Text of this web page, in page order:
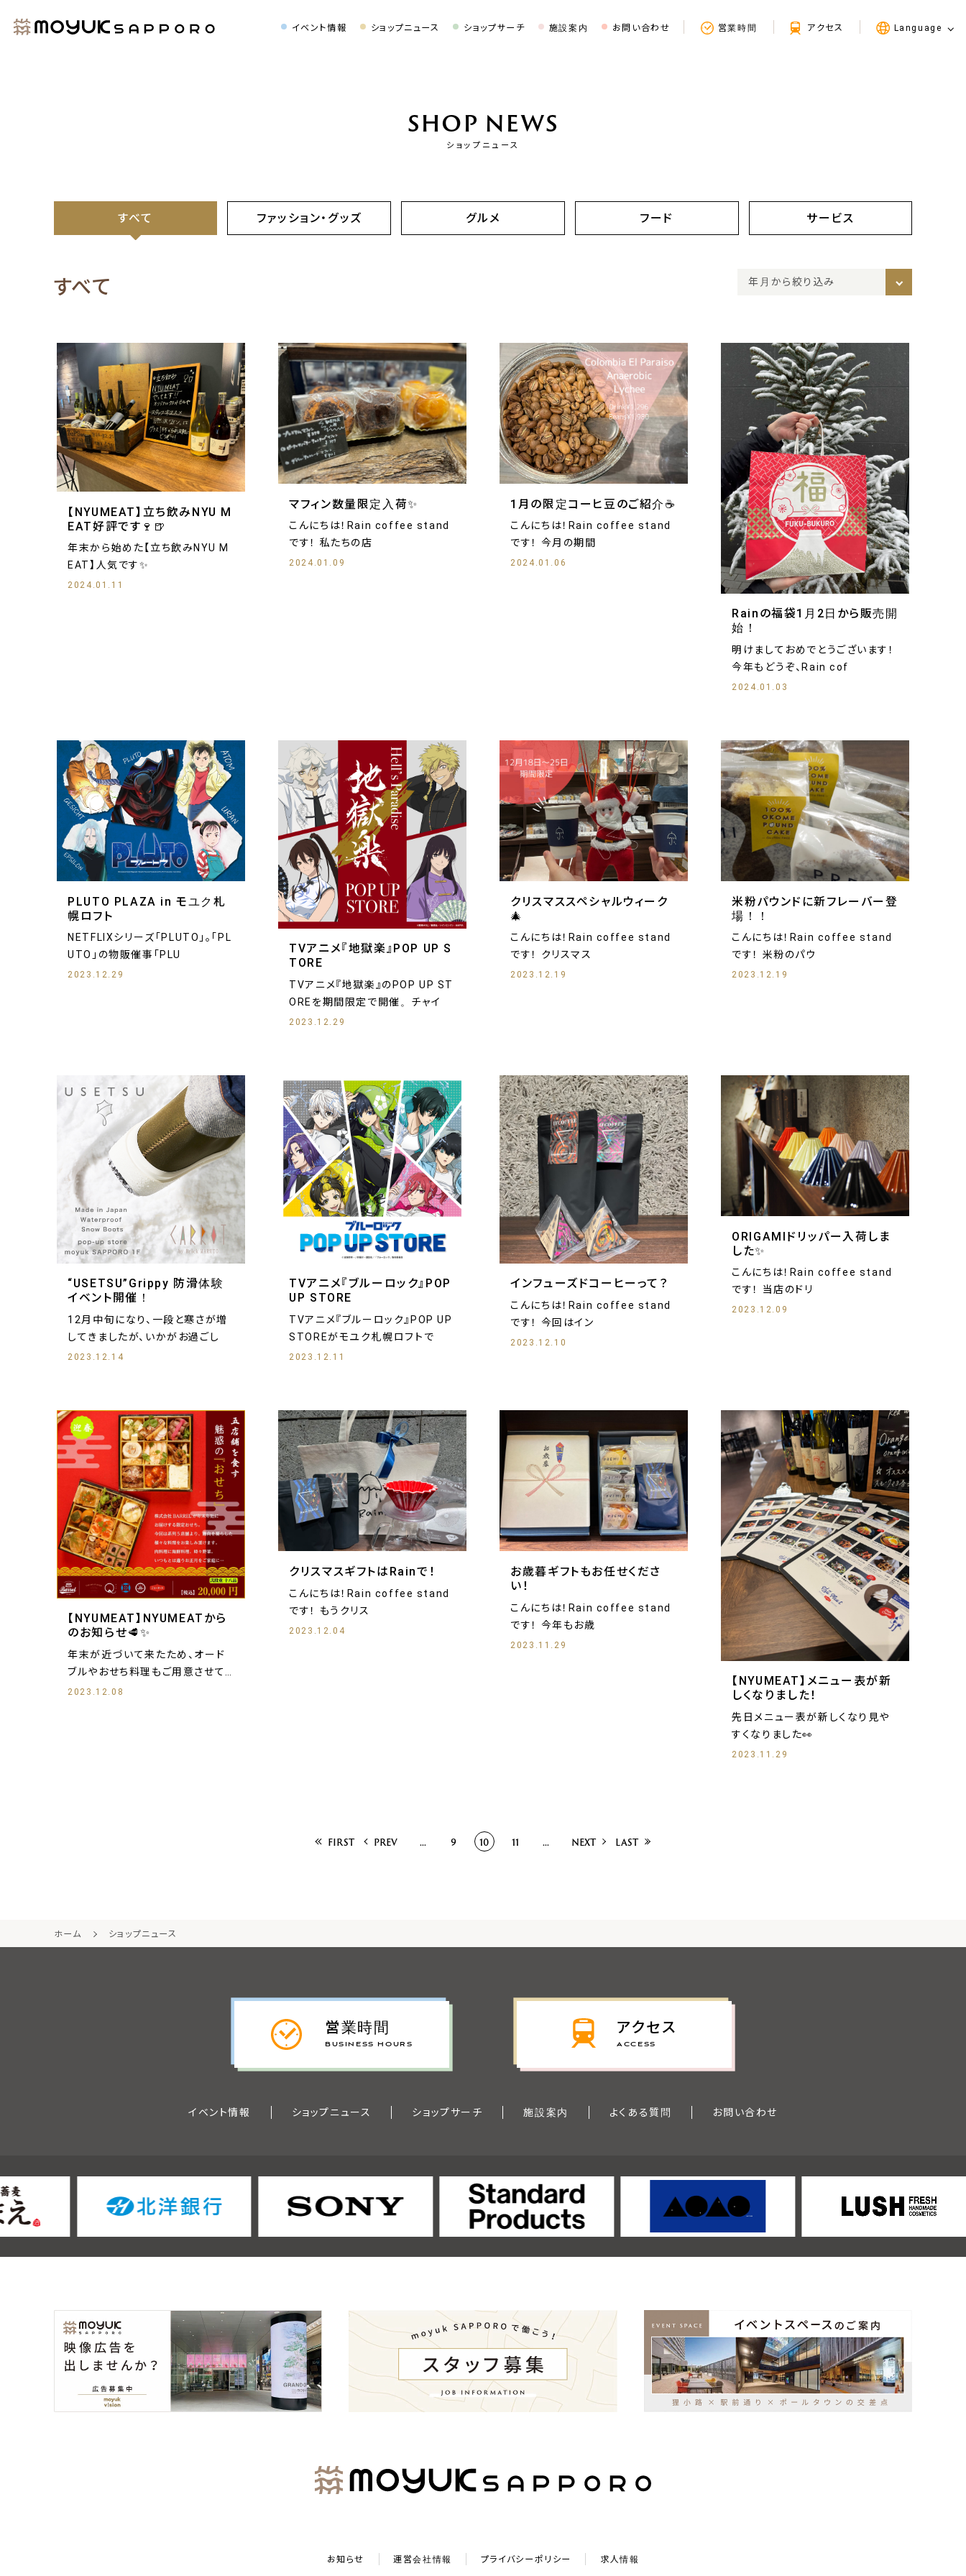
イベント情報 ショップニュース ショップサーチ 施設案内 お問い合わせ 営業時間 アクセス Language
SHOP NEWS
ショップニュース
すべて ファッション・グッズ グルメ フード サービス
年月から絞り込み
すべて
【NYUMEAT】立ち飲みNYU M
EAT好評です🍷🍺
年末から始めた【立ち飲みNYU M
EAT】人気です✨
2024.01.11
マフィン数量限定入荷✨
こんにちは！Rain coffee stand
です！ 私たちの店
2024.01.09
1月の限定コーヒ豆のご紹介☕️
こんにちは！Rain coffee stand
です！ 今月の期間
2024.01.06
Rainの福袋1月2日から販売開
始！
明けましておめでとうございます！
今年もどうぞ、Rain cof
2024.01.03
PLUTO PLAZA in モユク札
幌ロフト
NETFLIXシリーズ「PLUTO」。「PL
UTO」の物販催事「PLU
2023.12.29
TVアニメ『地獄楽』POP UP S
TORE
TVアニメ『地獄楽』のPOP UP ST
OREを期間限定で開催。チャイ
2023.12.29
クリスマススペシャルウィーク
🎄
こんにちは！Rain coffee stand
です！ クリスマス
2023.12.19
米粉パウンドに新フレーバー登
場！！
こんにちは！Rain coffee stand
です！ 米粉のパウ
2023.12.19
“USETSU”Grippy 防滑体験
イベント開催！
12月中旬になり、一段と寒さが増
してきましたが、いかがお過ごし
2023.12.14
TVアニメ『ブルーロック』POP
UP STORE
TVアニメ『ブルーロック』POP UP
STOREがモユク札幌ロフトで
2023.12.11
インフューズドコーヒーって？
こんにちは！Rain coffee stand
です！ 今回はイン
2023.12.10
ORIGAMIドリッパー入荷しま
した✨
こんにちは！Rain coffee stand
です！ 当店のドリ
2023.12.09
【NYUMEAT】NYUMEATから
のお知らせ🥩✨
年末が近づいて来たため、オード
ブルやおせち料理もご用意させて
いただいて
2023.12.08
クリスマスギフトはRainで！
こんにちは！Rain coffee stand
です！ もうクリス
2023.12.04
お歳暮ギフトもお任せくださ
い！
こんにちは！Rain coffee stand
です！ 今年もお歳
2023.11.29
【NYUMEAT】メニュー表が新
しくなりました！
先日メニュー表が新しくなり見や
すくなりました👀
2023.11.29
FIRST PREV ... 9 10 11 ... NEXT LAST
ホーム ショップニュース
営業時間
BUSINESS HOURS
アクセス
ACCESS
イベント情報 ショップニュース ショップサーチ 施設案内 よくある質問 お問い合わせ
お知らせ 運営会社情報 プライバシーポリシー 求⼈情報